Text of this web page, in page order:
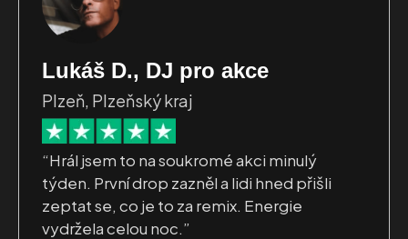
Lukáš D., DJ pro akce
Plzeň, Plzeňský kraj
“Hrál jsem to na soukromé akci minulý
týden. První drop zazněl a lidi hned přišli
zeptat se, co je to za remix. Energie
vydržela celou noc.”